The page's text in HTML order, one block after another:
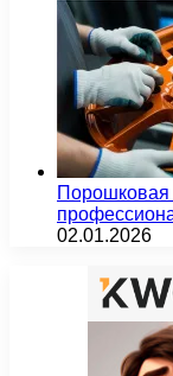
Порошковая
02.01.2026